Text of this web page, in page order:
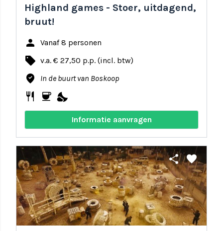
Highland games - Stoer, uitdagend,
bruut!
person Vanaf 8 personen
local_offer v.a. € 27,50 p.p. (incl. btw)
where_to_vote In de buurt van Boskoop
restaurant coffee nights_stay
Informatie aanvragen
share favorite